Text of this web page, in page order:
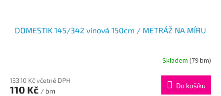
DOMESTIK 145/342 vínová 150cm / METRÁŽ NA MÍRU
Skladem (79 bm)
133,10 Kč včetně DPH
110 Kč / bm
Do košíku